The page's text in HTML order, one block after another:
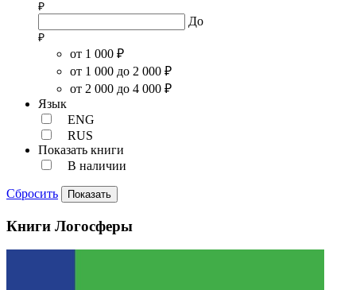
До
от 1 000 ₽
от 1 000 до 2 000 ₽
от 2 000 до 4 000 ₽
Язык
ENG
RUS
Показать книги
В наличии
Сбросить Показать
Книги Логосферы